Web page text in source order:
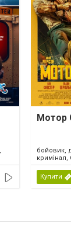
Мотор
бойовик,
Купити